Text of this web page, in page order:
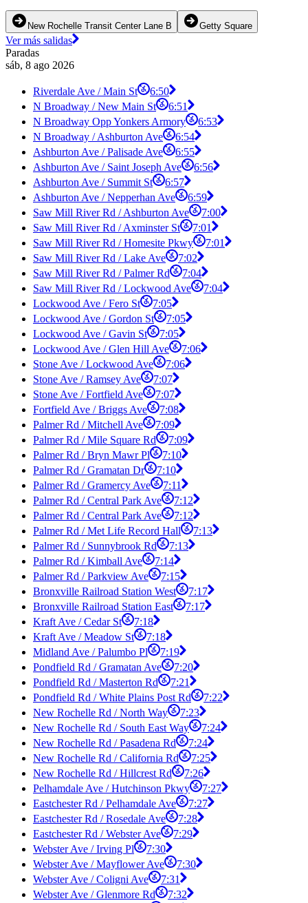
New Rochelle Transit Center Lane B Getty Square
Ver más salidas
Paradas
sáb, 8 ago 2026
Riverdale Ave / Main St
6:50
N Broadway / New Main St
6:51
N Broadway Opp Yonkers Armory
6:53
N Broadway / Ashburton Ave
6:54
Ashburton Ave / Palisade Ave
6:55
Ashburton Ave / Saint Joseph Ave
6:56
Ashburton Ave / Summit St
6:57
Ashburton Ave / Nepperhan Ave
6:59
Saw Mill River Rd / Ashburton Ave
7:00
Saw Mill River Rd / Axminster St
7:01
Saw Mill River Rd / Homesite Pkwy
7:01
Saw Mill River Rd / Lake Ave
7:02
Saw Mill River Rd / Palmer Rd
7:04
Saw Mill River Rd / Lockwood Ave
7:04
Lockwood Ave / Fero St
7:05
Lockwood Ave / Gordon St
7:05
Lockwood Ave / Gavin St
7:05
Lockwood Ave / Glen Hill Ave
7:06
Stone Ave / Lockwood Ave
7:06
Stone Ave / Ramsey Ave
7:07
Stone Ave / Fortfield Ave
7:07
Fortfield Ave / Briggs Ave
7:08
Palmer Rd / Mitchell Ave
7:09
Palmer Rd / Mile Square Rd
7:09
Palmer Rd / Bryn Mawr Pl
7:10
Palmer Rd / Gramatan Dr
7:10
Palmer Rd / Gramercy Ave
7:11
Palmer Rd / Central Park Ave
7:12
Palmer Rd / Central Park Ave
7:12
Palmer Rd / Met Life Record Hall
7:13
Palmer Rd / Sunnybrook Rd
7:13
Palmer Rd / Kimball Ave
7:14
Palmer Rd / Parkview Ave
7:15
Bronxville Railroad Station West
7:17
Bronxville Railroad Station East
7:17
Kraft Ave / Cedar St
7:18
Kraft Ave / Meadow St
7:18
Midland Ave / Palumbo Pl
7:19
Pondfield Rd / Gramatan Ave
7:20
Pondfield Rd / Masterton Rd
7:21
Pondfield Rd / White Plains Post Rd
7:22
New Rochelle Rd / North Way
7:23
New Rochelle Rd / South East Way
7:24
New Rochelle Rd / Pasadena Rd
7:24
New Rochelle Rd / California Rd
7:25
New Rochelle Rd / Hillcrest Rd
7:26
Pelhamdale Ave / Hutchinson Pkwy
7:27
Eastchester Rd / Pelhamdale Ave
7:27
Eastchester Rd / Rosedale Ave
7:28
Eastchester Rd / Webster Ave
7:29
Webster Ave / Irving Pl
7:30
Webster Ave / Mayflower Ave
7:30
Webster Ave / Coligni Ave
7:31
Webster Ave / Glenmore Rd
7:32